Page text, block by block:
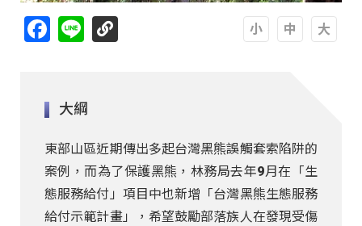
Facebook
Line
大綱
東部山區近期傳出多起台灣黑熊誤觸套索陷阱的
案例，而為了保護黑熊，林務局去年9月在「生
態服務給付」項目中也新增「台灣黑熊生態服務
給付示範計畫」，希望鼓勵部落族人在發現受傷